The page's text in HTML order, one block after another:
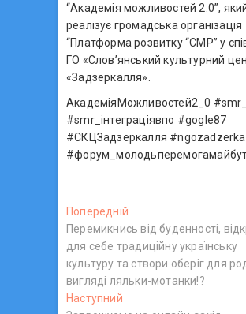
“Академія можливостей 2.0”,
реалізує громадська організація
“Платформа розвитку “СМР” у
ГО «Слов’янський культурний
«Задзеркалля».
АкадеміяМожливостей2_0
#smr_інтеграціявпо #gogle87
#СКЦЗадзеркалля
Н
а
в
і
Попередній
о
п
е
р
Перемикнись від буденності,
для себе традиційну українську
культуру та створи оберіг для
вигляді ляльки-мотанки!?
Наступний